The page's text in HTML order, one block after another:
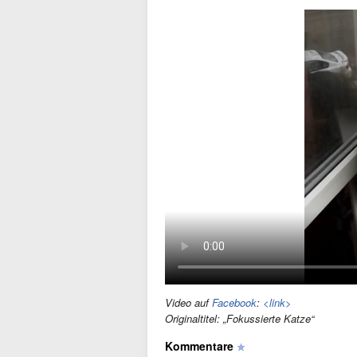
Video aufFacebook: <link>
Originaltitel: „Fokussierte Katze“
Kommentare